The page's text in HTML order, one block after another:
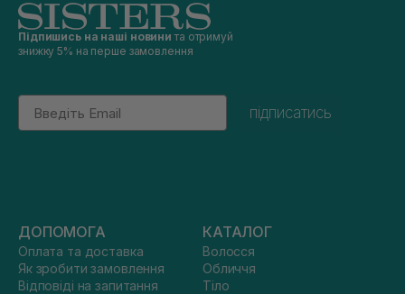
Підпишись на наші новини та отримуй
знижку 5% на перше замовлення
Email
підписатись
ДОПОМОГА
Оплата та доставка
Як зробити замовлення
Відповіді на запитання
КАТАЛОГ
Волосся
Обличчя
Тіло